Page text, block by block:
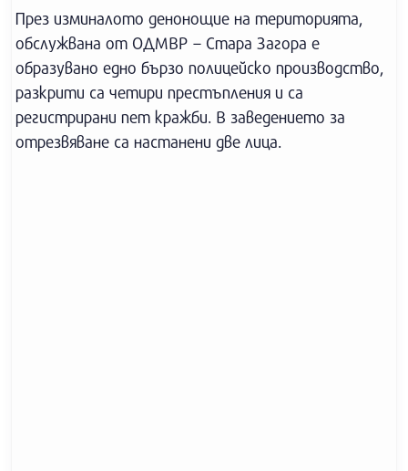
През изминалото денонощие на територията,
обслужвана от ОДМВР – Стара Загора е
образувано едно бързо полицейско производство,
разкрити са четири престъпления и са
регистрирани пет кражби. В заведението за
отрезвяване са настанени две лица.